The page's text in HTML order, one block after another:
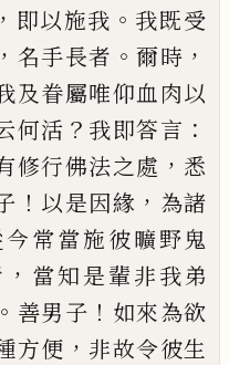
， 即以施我 。 我既受
， 名手長者 。 爾時 ，
及眷屬唯仰血肉以
何活 ？ 我即答言 ：
修行佛法之處 ， 悉
！ 以是因緣 ， 為諸
今常當施彼曠野鬼
， 當知是輩非我弟
。 善男子 ！ 如來為欲
方便 ， 非故令彼生